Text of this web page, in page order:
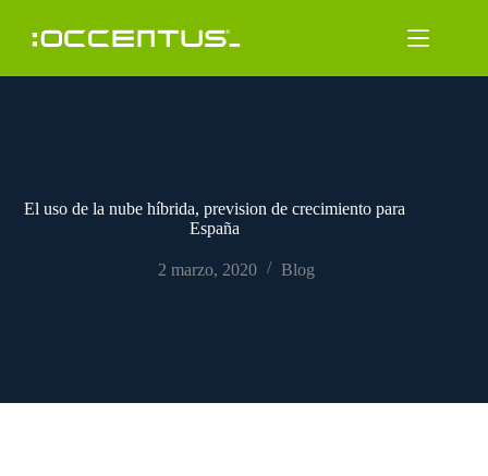
contenido
El uso de la nube híbrida, prevision de crecimiento para
España
2 marzo, 2020 Blog